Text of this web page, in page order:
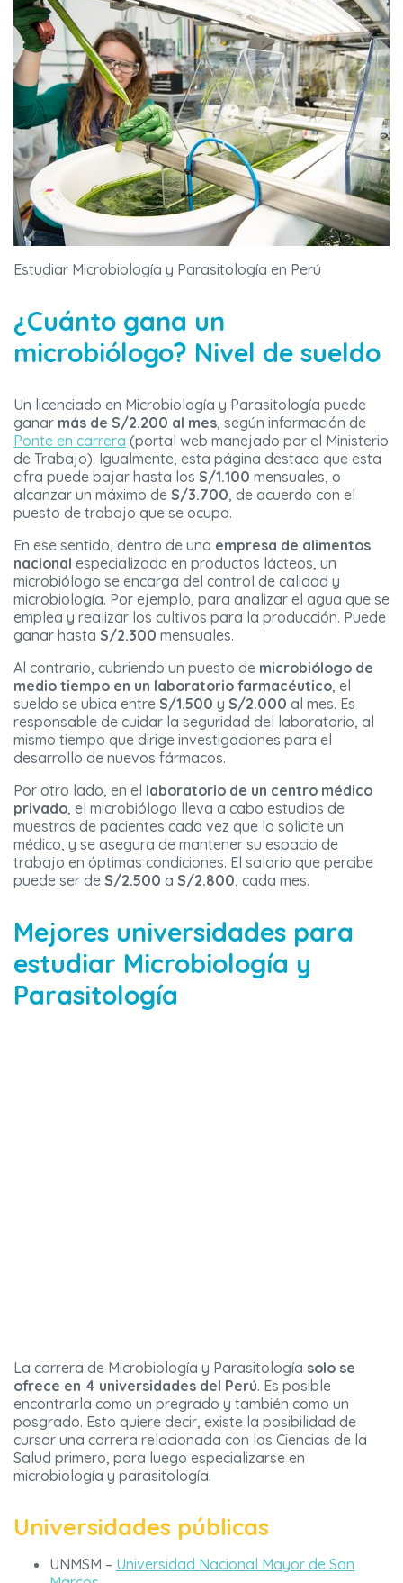
Estudiar Microbiología y Parasitología en Perú
¿Cuánto gana un
microbiólogo? Nivel de sueldo
Un licenciado en Microbiología y Parasitología puede
ganar más de S/2.200 al mes, según información de
Ponte en carrera (portal web manejado por el Ministerio
de Trabajo). Igualmente, esta página destaca que esta
cifra puede bajar hasta los S/1.100 mensuales, o
alcanzar un máximo de S/3.700, de acuerdo con el
puesto de trabajo que se ocupa.
En ese sentido, dentro de una empresa de alimentos
nacional especializada en productos lácteos, un
microbiólogo se encarga del control de calidad y
microbiología. Por ejemplo, para analizar el agua que se
emplea y realizar los cultivos para la producción. Puede
ganar hasta S/2.300 mensuales.
Al contrario, cubriendo un puesto de microbiólogo de
medio tiempo en un laboratorio farmacéutico, el
sueldo se ubica entre S/1.500 y S/2.000 al mes. Es
responsable de cuidar la seguridad del laboratorio, al
mismo tiempo que dirige investigaciones para el
desarrollo de nuevos fármacos.
Por otro lado, en el laboratorio de un centro médico
privado, el microbiólogo lleva a cabo estudios de
muestras de pacientes cada vez que lo solicite un
médico, y se asegura de mantener su espacio de
trabajo en óptimas condiciones. El salario que percibe
puede ser de S/2.500 a S/2.800, cada mes.
Mejores universidades para
estudiar Microbiología y
Parasitología
La carrera de Microbiología y Parasitología solo se
ofrece en 4 universidades del Perú. Es posible
encontrarla como un pregrado y también como un
posgrado. Esto quiere decir, existe la posibilidad de
cursar una carrera relacionada con las Ciencias de la
Salud primero, para luego especializarse en
microbiología y parasitología.
Universidades públicas
UNMSM – Universidad Nacional Mayor de San